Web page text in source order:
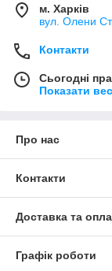
м. Харків
вул. Олени
Контакти
Сьогодні
Показати
Про нас
Контакти
Доставка та
Графік роботи